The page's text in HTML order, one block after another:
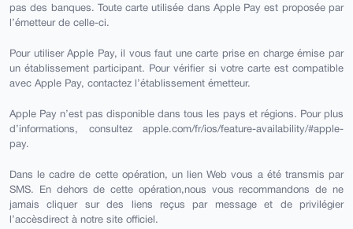
pas des banques. Toute carte utilisée dans Apple Pay est proposée par
l’émetteur de celle-ci.
Pour utiliser Apple Pay, il vous faut une carte prise en charge émise par
un établissement participant. Pour vérifier si votre carte est compatible
avec Apple Pay, contactez l’établissement émetteur.
Apple Pay n’est pas disponible dans tous les pays et régions. Pour plus
d’informations, consultez apple.com/fr/ios/feature-availability/#apple-
pay.
Dans le cadre de cette opération, un lien Web vous a été transmis par
SMS. En dehors de cette opération,nous vous recommandons de ne
jamais cliquer sur des liens reçus par message et de privilégier
l’accèsdirect à notre site officiel.